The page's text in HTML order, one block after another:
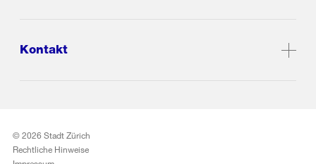
Kontakt
© 2026 Stadt Zürich
Rechtliche Hinweise